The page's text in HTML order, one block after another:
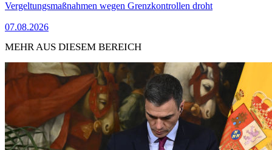
Vergeltungsmaßnahmen wegen Grenzkontrollen droht
07.08.2026
MEHR AUS DIESEM BEREICH